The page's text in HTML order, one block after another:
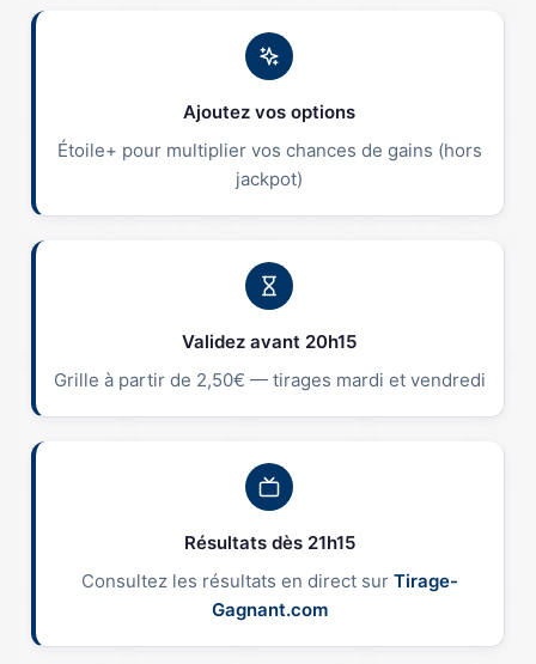
Ajoutez vos options
Étoile+ pour multiplier vos chances de gains (hors
jackpot)
Validez avant 20h15
Grille à partir de 2,50€ — tirages mardi et vendredi
Résultats dès 21h15
Consultez les résultats en direct sur Tirage-
Gagnant.com